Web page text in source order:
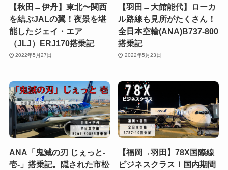
【秋田→伊丹】東北〜関西
を結ぶJALの翼！夜景を堪
能したジェイ・エア
（JLJ）ERJ170搭乗記
2022年5月27日
【羽田→大館能代】ローカ
ル路線も見所がたくさん！
全日本空輸(ANA)B737-800
搭乗記
2022年5月23日
ANA「鬼滅の刃 じぇっと-
壱-」搭乗記。隠された市松
【福岡→羽田】78X国際線
ビジネスクラス！国内期間